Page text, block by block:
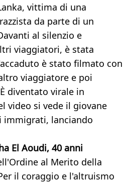
vittima di una
da parte di un
al silenzio e
viaggiatori, è stata
è stato filmato con
viaggiatore e poi
diventato virale in
video si vede il giovane
immigrati, lanciando
El Aoudi, 40 anni
al Merito della
il coraggio e l'altruismo